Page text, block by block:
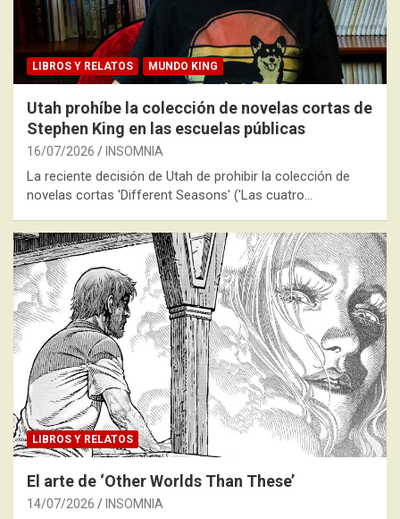
LIBROS Y RELATOS MUNDO KING
Utah prohíbe la colección de novelas cortas de
Stephen King en las escuelas públicas
16/07/2026 INSOMNIA
La reciente decisión de Utah de prohibir la colección de
novelas cortas 'Different Seasons' ('Las cuatro…
LIBROS Y RELATOS
El arte de ‘Other Worlds Than These’
14/07/2026 INSOMNIA